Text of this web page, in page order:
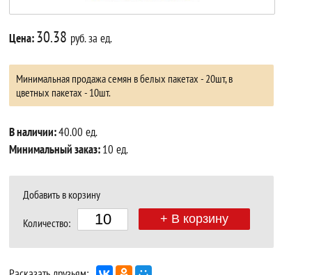
Цена:30.38 руб. за ед.
Минимальная продажа семян в белых пакетах - 20шт, в
цветных пакетах - 10шт.
В наличии:40.00 ед.
Минимальный заказ:10 ед.
Добавить в корзину
Количество: + В корзину